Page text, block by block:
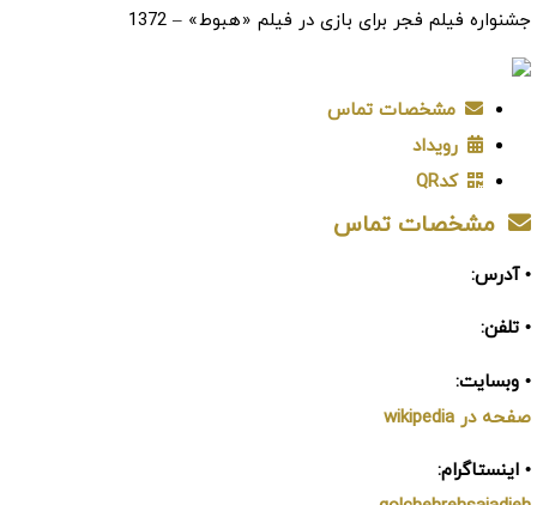
جشنواره فیلم فجر برای بازی در فیلم «هبوط» – 1372
مشخصات تماس
رویداد
کدQR
مشخصات تماس
• آدرس:
• تلفن:
• وبسایت:
صفحه در wikipedia
• اینستاگرام: